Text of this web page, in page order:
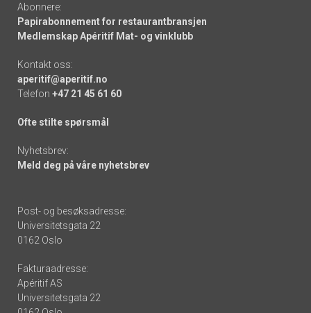
Abonnere:
Papirabonnement for restaurantbransjen
Medlemskap Apéritif Mat- og vinklubb
Kontakt oss:
aperitif@aperitif.no
Telefon +47 21 45 61 60
Ofte stilte spørsmål
Nyhetsbrev:
Meld deg på våre nyhetsbrev
Post- og besøksadresse:
Universitetsgata 22
0162 Oslo
Fakturaadresse:
Apéritif AS
Universitetsgata 22